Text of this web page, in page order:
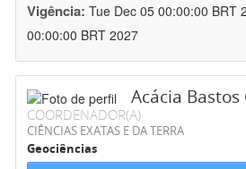
Vigência: Tue Dec 05 00:00:00 BRT
00:00:00 BRT 2027
Acácia
COORDENADOR(A)
CIÊNCIAS EXATAS E DA TERRA
Geociências